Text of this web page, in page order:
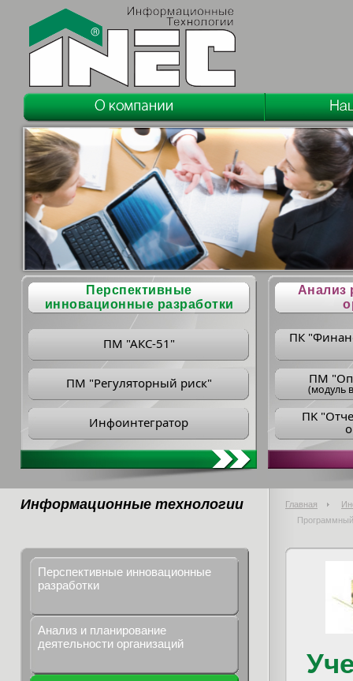
Перспективные
инновационные разработки
ПМ "АКС-51"
ПМ "Регуляторный риск"
Инфоинтегратор
Анализ
ПК
ПM
(модуль
ПK
Информационные технологии Главная
Перспективные инновационные
разработки
Анализ и планирование
деятельности организаций